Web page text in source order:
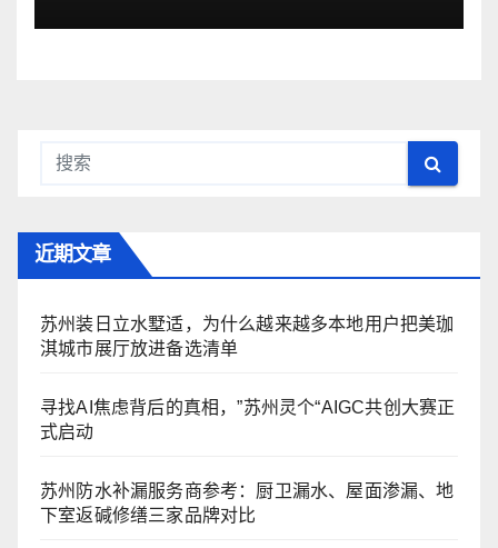
近期文章
苏州装日立水墅适，为什么越来越多本地用户把美珈
淇城市展厅放进备选清单
寻找AI焦虑背后的真相，”苏州灵个“AIGC共创大赛正
式启动
苏州防水补漏服务商参考：厨卫漏水、屋面渗漏、地
下室返碱修缮三家品牌对比